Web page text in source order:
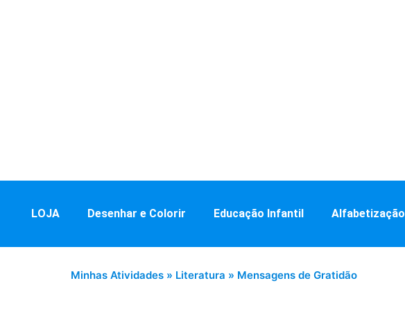
LOJA Desenhar e Colorir Educação Infantil Alfabetização
Minhas Atividades » Literatura » Mensagens de Gratidão